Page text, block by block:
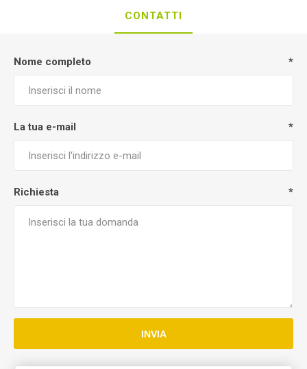
CONTATTI
Nome completo *
La tua e-mail *
Richiesta *
INVIA